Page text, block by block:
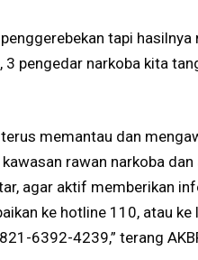
tapi
pengedar narkoba kita
memantau dan
rawan narkoba
agar aktif memberikan
ke hotline 110, atau
6392-4239,” terang